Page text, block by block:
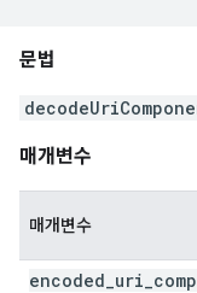
문법
매개변수
매개변수